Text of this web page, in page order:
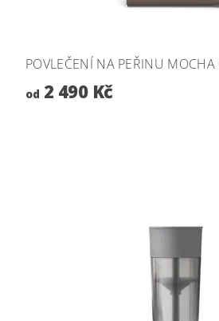
POVLEČENÍ NA PEŘINU
od 2 490 Kč